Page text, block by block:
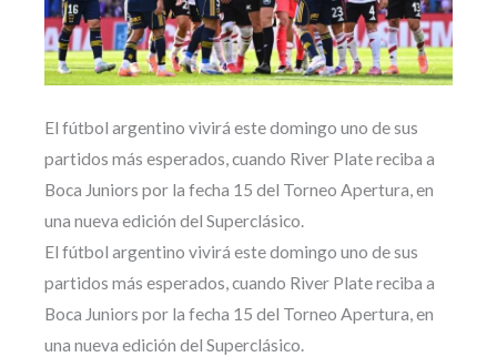
El fútbol argentino vivirá este domingo uno de sus
partidos más esperados, cuando River Plate reciba a
Boca Juniors por la fecha 15 del Torneo Apertura, en
una nueva edición del Superclásico.
El fútbol argentino vivirá este domingo uno de sus
partidos más esperados, cuando River Plate reciba a
Boca Juniors por la fecha 15 del Torneo Apertura, en
una nueva edición del Superclásico.